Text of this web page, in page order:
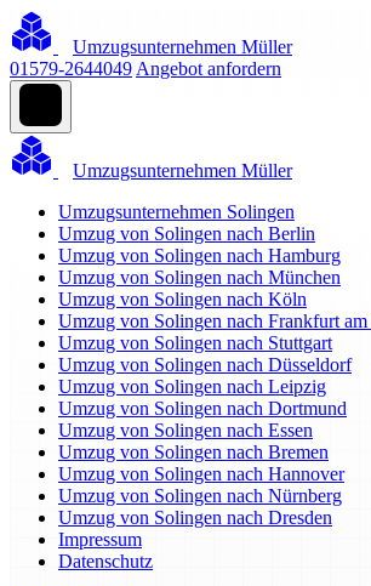
Umzugsunternehmen Müller
01579-2644049 Angebot anfordern
Umzugsunternehmen Müller
Umzugsunternehmen Solingen
Umzug von Solingen nach Berlin
Umzug von Solingen nach Hamburg
Umzug von Solingen nach München
Umzug von Solingen nach Köln
Umzug von Solingen nach Frankfurt
Umzug von Solingen nach Stuttgart
Umzug von Solingen nach Düsseldorf
Umzug von Solingen nach Leipzig
Umzug von Solingen nach Dortmund
Umzug von Solingen nach Essen
Umzug von Solingen nach Bremen
Umzug von Solingen nach Hannover
Umzug von Solingen nach Nürnberg
Umzug von Solingen nach Dresden
Impressum
Datenschutz